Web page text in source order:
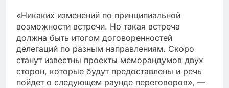
«Никаких изменений по принципиальной
возможности встречи. Но такая встреча
должна быть итогом договоренностей
делегаций по разным направлениям. Скоро
станут известны проекты меморандумов двух
сторон, которые будут предоставлены и речь
пойдет о следующем раунде переговоров», —